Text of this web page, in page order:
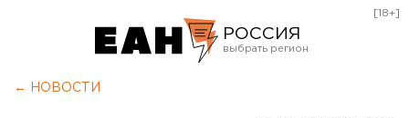
РОССИЯ
[18+]
← НОВОСТИ